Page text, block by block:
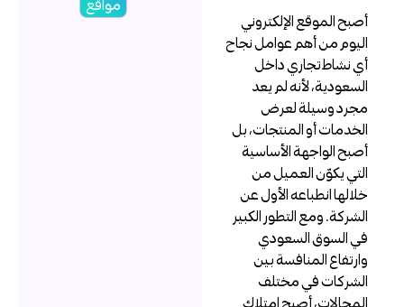
أصبح الموقع الإلكتروني
اليوم من أهم عوامل نجاح
أي نشاط تجاري داخل
السعودية، لأنه لم يعد
مجرد وسيلة لعرض
الخدمات أو المنتجات، بل
أصبح الواجهة الأساسية
التي يكوّن العميل من
خلالها انطباعه الأول عن
الشركة. ومع التطور الكبير
في السوق السعودي
وارتفاع المنافسة بين
الشركات في مختلف
المجالات، أصبح امتلاك